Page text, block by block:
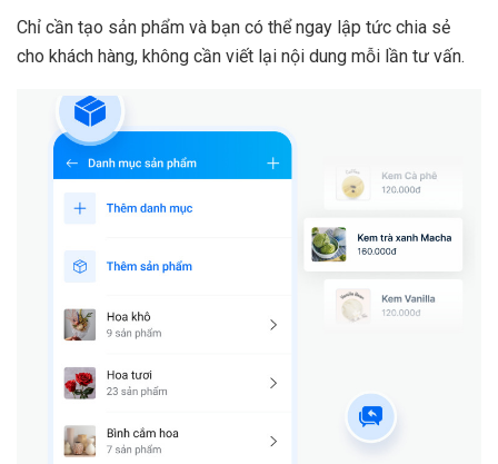
Chỉ cần tạo sản phẩm và bạn có thể ngay lập tức chia sẻ
cho khách hàng, không cần viết lại nội dung mỗi lần tư vấn.